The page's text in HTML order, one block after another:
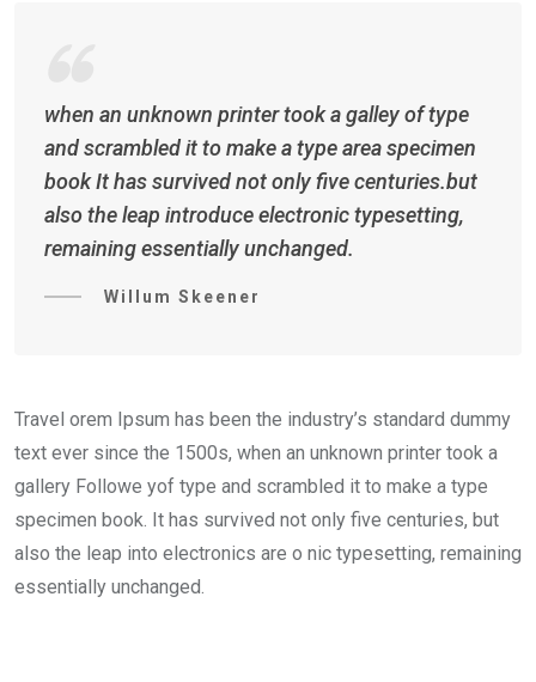
when an unknown printer took a galley of type
and scrambled it to make a type area specimen
book It has survived not only five centuries.but
also the leap introduce electronic typesetting,
remaining essentially unchanged.
Willum Skeener
Travel orem Ipsum has been the industry’s standard dummy
text ever since the 1500s, when an unknown printer took a
gallery Followe yof type and scrambled it to make a type
specimen book. It has survived not only five centuries, but
also the leap into electronics are o nic typesetting, remaining
essentially unchanged.